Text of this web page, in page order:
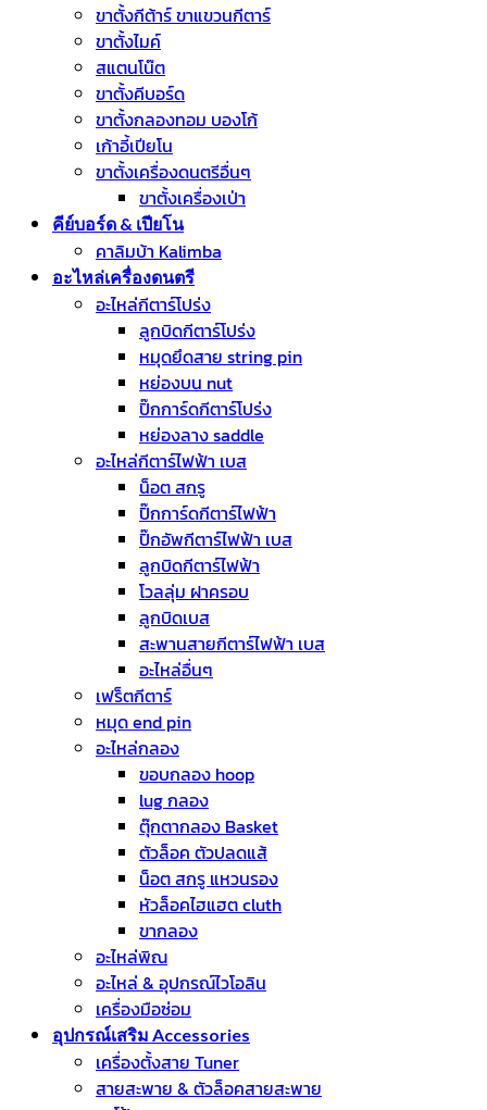
ขาตั้งกีต้าร์ ขาแขวนกีตาร์
ขาตั้งไมค์
สแตนโน๊ต
ขาตั้งคีบอร์ด
ขาตั้งกลองทอม บองโก้
เก้าอี้เปียโน
ขาตั้งเครื่องดนตรีอื่นๆ
ขาตั้งเครื่องเป่า
คีย์บอร์ด & เปียโน
คาลิมบ้า Kalimba
อะไหล่เครื่องดนตรี
อะไหล่กีตาร์โปร่ง
ลูกบิดกีตาร์โปร่ง
หมุดยึดสาย string pin
หย่องบน nut
ปิ๊กการ์ดกีตาร์โปร่ง
หย่องลาง saddle
อะไหล่กีตาร์ไฟฟ้า เบส
น็อต สกรู
ปิ๊กการ์ดกีตาร์ไฟฟ้า
ปิ๊กอัพกีตาร์ไฟฟ้า เบส
ลูกบิดกีตาร์ไฟฟ้า
โวลลุ่ม ฝาครอบ
ลูกบิดเบส
สะพานสายกีตาร์ไฟฟ้า เบส
อะไหล่อื่นๆ
เฟร็ตกีตาร์
หมุด end pin
อะไหล่กลอง
ขอบกลอง hoop
lug กลอง
ตุ๊กตากลอง Basket
ตัวล็อค ตัวปลดแส้
น็อต สกรู แหวนรอง
หัวล็อคไฮแฮต cluth
ขากลอง
อะไหล่พิณ
อะไหล่ & อุปกรณ์ไวโอลิน
เครื่องมือซ่อม
อุปกรณ์เสริม Accessories
เครื่องตั้งสาย Tuner
สายสะพาย & ตัวล็อคสายสะพาย